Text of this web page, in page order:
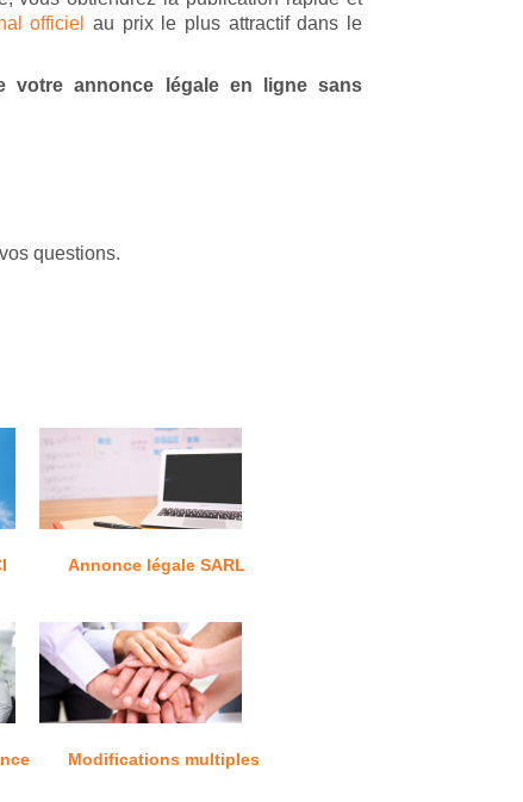
officiel
au prix le plus attractif dans le
votre annonce légale en ligne sans
questions.
Annonce légale SARL
Modifications multiples